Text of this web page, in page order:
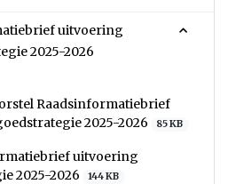
uitvoering
2025-2026
Raadsinformatiebrief
2025-2026
85 KB
uitvoering
2025-2026
144 KB